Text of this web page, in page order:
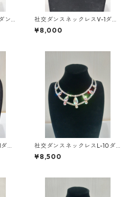
ン
ス
社交ダンスネックレスV-1ダン
スアクセサリーベリーダンス
ブライダルアクセサリー
¥8,000
ン
ス
社交ダンスネックレスL-10ダ
ンスアクセサリーベリーダン
スブライダルアクセサリー
¥8,500